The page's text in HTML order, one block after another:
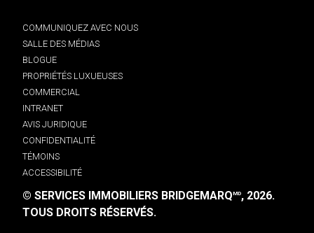
COMMUNIQUEZ AVEC NOUS
SALLE DES MÉDIAS
BLOGUE
PROPRIÉTÉS LUXUEUSES
COMMERCIAL
INTRANET
AVIS JURIDIQUE
CONFIDENTIALITÉ
TÉMOINS
ACCESSIBILITÉ
© SERVICES IMMOBILIERS BRIDGEMARQMD, 2026.
TOUS DROITS RÉSERVÉS.